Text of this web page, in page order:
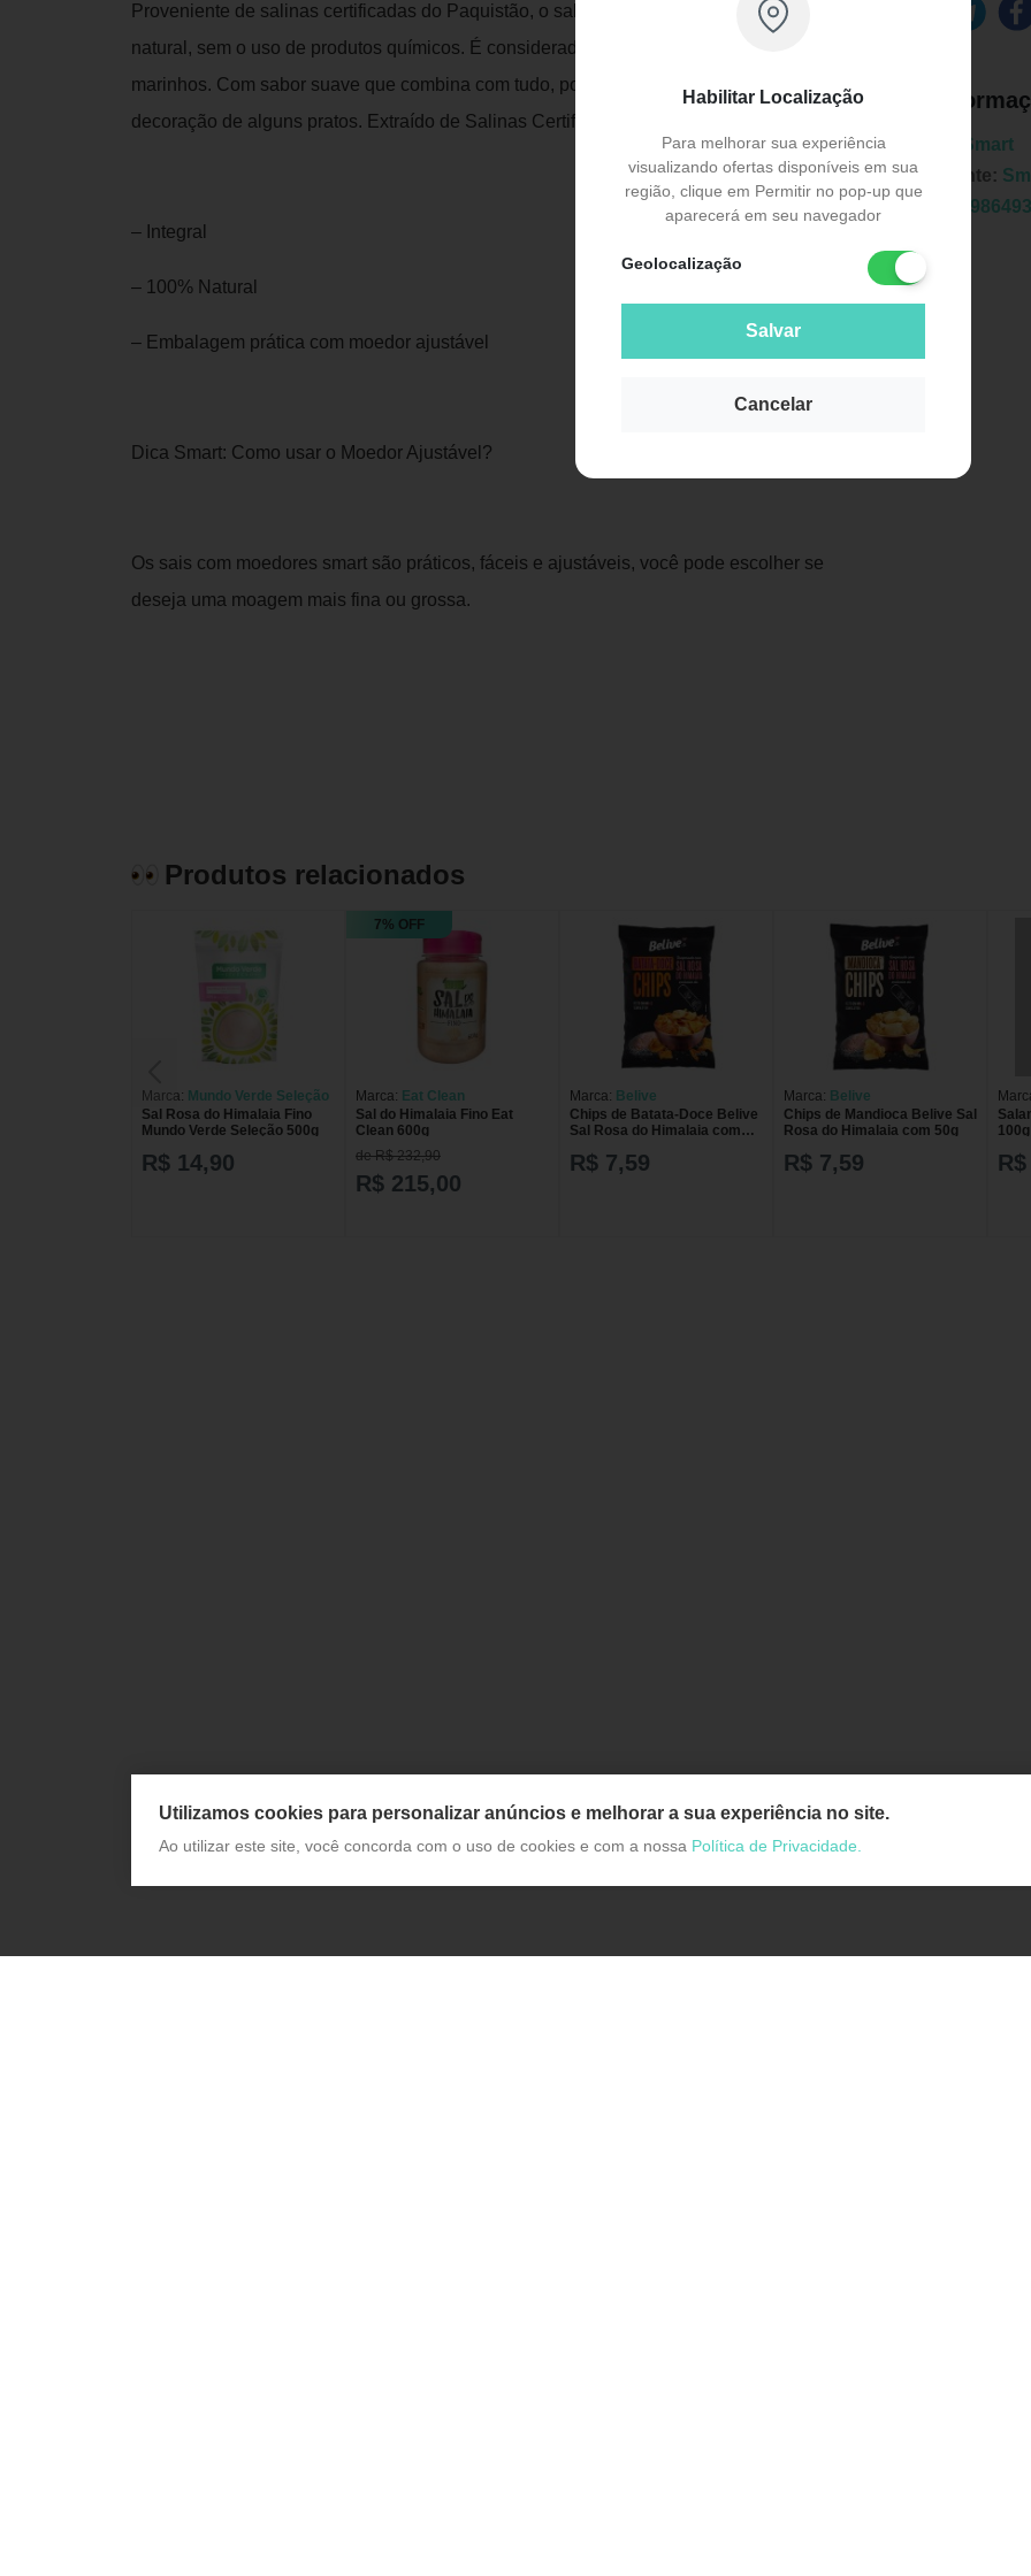
Habilitar Localização
Para melhorar sua experiência
visualizando ofertas disponíveis em sua
região, clique em Permitir no pop-up que
aparecerá em seu navegador
Geolocalização
Salvar
Cancelar
Proveniente de salinas certificadas do Paquistão, o sal rosa é extraído de maneira
natural, sem o uso de produtos químicos. É considerado o mais antigo e puro dos sais
marinhos. Com sabor suave que combina com tudo, pode ser utilizado na finalização e
decoração de alguns pratos. Extraído de Salinas Certificadas
– Integral
– 100% Natural
– Embalagem prática com moedor ajustável
Dica Smart: Como usar o Moedor Ajustável?
Os sais com moedores smart são práticos, fáceis e ajustáveis, você pode escolher se
deseja uma moagem mais fina ou grossa.
Smart
Fabricante:
EAN:
Produtos relacionados
Marca: Mundo Verde Seleção
Sal Rosa do Himalaia Fino
Mundo Verde Seleção 500g
R$ 14,90
7% OFF
Marca: Eat Clean
Sal do Himalaia Fino Eat
Clean 600g
de R$ 232,90
R$ 215,00
Marca: Belive
Chips de Batata-Doce Belive
Sal Rosa do Himalaia com
R$ 7,59
Marca: Belive
Chips de Mandioca Belive Sal
Rosa do Himalaia com 50g
R$ 7,59
Utilizamos cookies para personalizar anúncios e melhorar a sua experiência no site.
Ao utilizar este site, você concorda com o uso de cookies e com a nossa Política de Privacidade.